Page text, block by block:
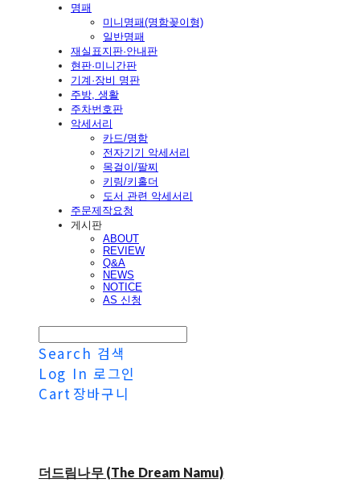
명패
미니명패(명함꽂이형)
일반명패
재실표지판·안내판
현판·미니간판
기계·장비 명판
주방, 생활
주차번호판
악세서리
카드/명함
전자기기 악세서리
목걸이/팔찌
키링/키홀더
도서 관련 악세서리
주문제작요청
게시판
ABOUT
REVIEW
Q&A
NEWS
NOTICE
AS 신청
Search 검색
Log In 로그인
Cart 장바구니
더드림나무 (The Dream Namu)